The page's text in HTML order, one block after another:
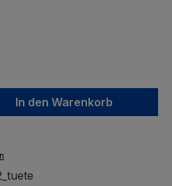
den
In den Warenkorb